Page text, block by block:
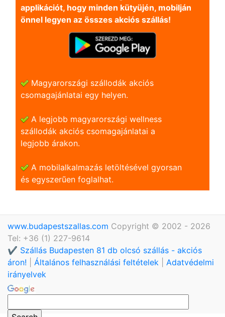
applikációt, hogy minden kütyüjén, mobilján
önnel legyen az összes akciós szállás!
Magyarországi szállodák akciós
csomagajánlatai egy helyen.
A legjobb magyarországi wellness
szállodák akciós csomagajánlatai a
legjobb árakon.
A mobilalkalmazás letöltésével gyorsan
és egyszerũen foglalhat.
www.budapestszallas.com Copyright © 2002 - 2026
Tel: +36 (1) 227-9614
✔️ Szállás Budapesten 81 db olcsó szállás - akciós
áron!
Általános felhasználási feltételek
Adatvédelmi
irányelvek